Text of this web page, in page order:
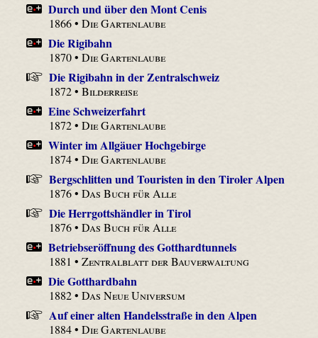
Durch und über den Mont Cenis
1866 •Die Gartenlaube
Die Rigibahn
1870 •Die Gartenlaube
Die Rigibahn in der Zentralschweiz
1872 •Bilderreise
Eine Schweizerfahrt
1872 •Die Gartenlaube
Winter im Allgäuer Hochgebirge
1874 •Die Gartenlaube
Bergschlitten und Touristen in den Tiroler Alpen
1876 •Das Buch für Alle
Die Herrgottshändler in Tirol
1876 •Das Buch für Alle
Betriebseröffnung des Gotthardtunnels
1881 •Zentralblatt der Bauverwaltung
Die Gotthardbahn
1882 •Das Neue Universum
Auf einer alten Handelsstraße in den Alpen
1884 •Die Gartenlaube